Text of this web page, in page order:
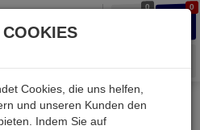
0 0
Cookies, die uns helfen,
und unseren Kunden den
Indem Sie auf